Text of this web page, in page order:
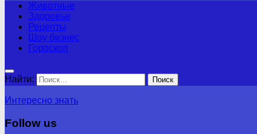
Животные
Здоровье
Рецепты
Шоу бизнес
Гороскоп
Найти:
Интересно знать
Follow us